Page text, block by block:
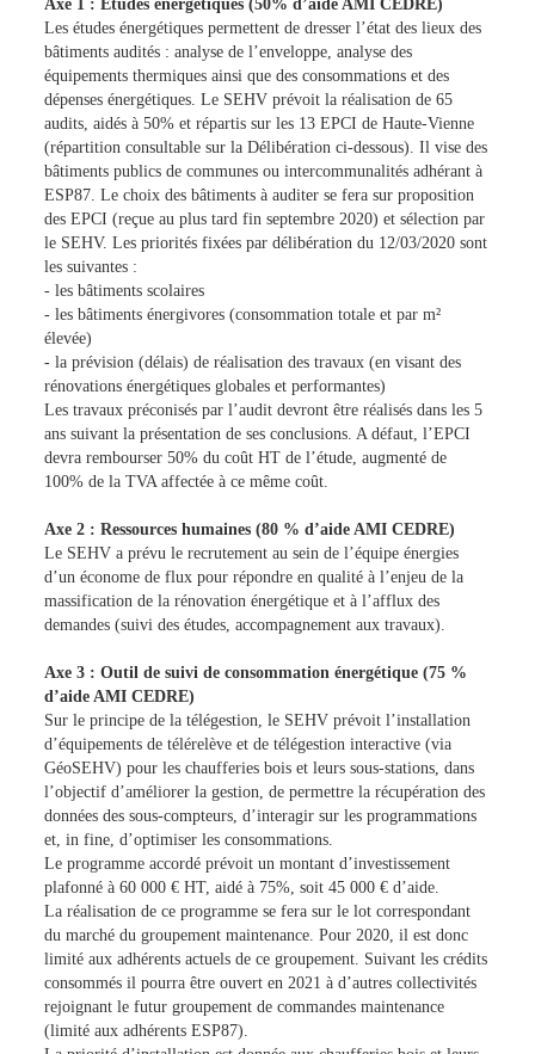
Axe 1 : Etudes énergétiques (50% d’aide AMI CEDRE)
Les études énergétiques permettent de dresser l’état des lieux des
bâtiments audités : analyse de l’enveloppe, analyse des
équipements thermiques ainsi que des consommations et des
dépenses énergétiques. Le SEHV prévoit la réalisation de 65
audits, aidés à 50% et répartis sur les 13 EPCI de Haute-Vienne
(répartition consultable sur la Délibération ci-dessous). Il vise des
bâtiments publics de communes ou intercommunalités adhérant à
ESP87. Le choix des bâtiments à auditer se fera sur proposition
des EPCI (reçue au plus tard fin septembre 2020) et sélection par
le SEHV. Les priorités fixées par délibération du 12/03/2020 sont
les suivantes :
- les bâtiments scolaires
- les bâtiments énergivores (consommation totale et par m²
élevée)
- la prévision (délais) de réalisation des travaux (en visant des
rénovations énergétiques globales et performantes)
Les travaux préconisés par l’audit devront être réalisés dans les 5
ans suivant la présentation de ses conclusions. A défaut, l’EPCI
devra rembourser 50% du coût HT de l’étude, augmenté de
100% de la TVA affectée à ce même coût.
Axe 2 : Ressources humaines (80 % d’aide AMI CEDRE)
Le SEHV a prévu le recrutement au sein de l’équipe énergies
d’un économe de flux pour répondre en qualité à l’enjeu de la
massification de la rénovation énergétique et à l’afflux des
demandes (suivi des études, accompagnement aux travaux).
Axe 3 : Outil de suivi de consommation énergétique (75 %
d’aide AMI CEDRE)
Sur le principe de la télégestion, le SEHV prévoit l’installation
d’équipements de télérelève et de télégestion interactive (via
GéoSEHV) pour les chaufferies bois et leurs sous-stations, dans
l’objectif d’améliorer la gestion, de permettre la récupération des
données des sous-compteurs, d’interagir sur les programmations
et, in fine, d’optimiser les consommations.
Le programme accordé prévoit un montant d’investissement
plafonné à 60 000 € HT, aidé à 75%, soit 45 000 € d’aide.
La réalisation de ce programme se fera sur le lot correspondant
du marché du groupement maintenance. Pour 2020, il est donc
limité aux adhérents actuels de ce groupement. Suivant les crédits
consommés il pourra être ouvert en 2021 à d’autres collectivités
rejoignant le futur groupement de commandes maintenance
(limité aux adhérents ESP87).